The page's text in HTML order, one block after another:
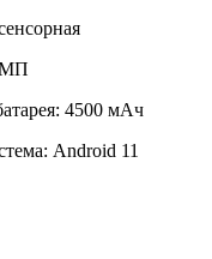
4500 мАч
Android 11